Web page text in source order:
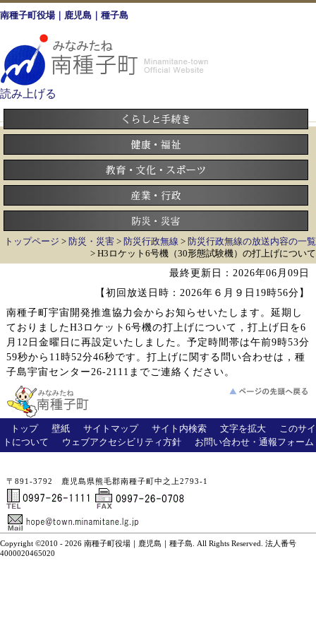
南種子町役場｜鹿児島｜種子島
読み上げる
トップページ > 防災・災害 > 防災行政無線 > 防災行政無線の放送内容の一覧
> H3ロケット6号機（30形態試験機）の打上げについて
最終更新日：2026年06月09日
【初回放送日時：2026年６月９日19時56分】
南種子町宇宙開発推進協力会からお知らせいたします。延期し
ておりましたH3ロケット6号機の打上げについて，打上げ日を6
月12日金曜日に再設定いたしました。予定時間帯は午前9時53分
59秒から11時52分46秒です。打上げに関する問い合わせは，種
子島宇宙センター26-2111までご連絡ください。
トップ 壁紙 サイトマップ サイト内検索 文字を拡大
このサイ
トについて
ウェブアクセシビリティ方針 お問い合わせ・通報フォーム
〒891-3792 鹿児島県熊毛郡南種子町中之上2793-1
Copyright ©2010 - 2026 南種子町役場｜鹿児島｜種子島. All Rights Reserved. 法人番号
4000020465020